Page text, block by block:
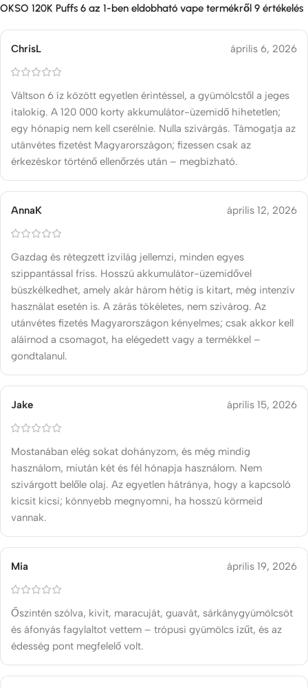
OKSO 120K Puffs 6 az 1-ben eldobható vape termékről 9 értékelés
ChrisL április 6, 2026
Váltson 6 íz között egyetlen érintéssel, a gyümölcstől a jeges
italokig. A 120 000 korty akkumulátor-üzemidő hihetetlen;
egy hónapig nem kell cserélnie. Nulla szivárgás. Támogatja az
utánvétes fizetést Magyarországon; fizessen csak az
érkezéskor történő ellenőrzés után – megbízható.
AnnaK április 12, 2026
Gazdag és rétegzett ízvilág jellemzi, minden egyes
szippantással friss. Hosszú akkumulátor-üzemidővel
büszkélkedhet, amely akár három hétig is kitart, még intenzív
használat esetén is. A zárás tökéletes, nem szivárog. Az
utánvétes fizetés Magyarországon kényelmes; csak akkor kell
aláírnod ​​a csomagot, ha elégedett vagy a termékkel –
gondtalanul.
Jake április 15, 2026
Mostanában elég sokat dohányzom, és még mindig
használom, miután két és fél hónapja használom. Nem
szivárgott belőle olaj. Az egyetlen hátránya, hogy a kapcsoló
kicsit kicsi; könnyebb megnyomni, ha hosszú körmeid
vannak.
Mia április 19, 2026
Őszintén szólva, kivit, maracuját, guavát, sárkánygyümölcsöt
és áfonyás fagylaltot vettem – trópusi gyümölcs ízűt, és az
édesség pont megfelelő volt.